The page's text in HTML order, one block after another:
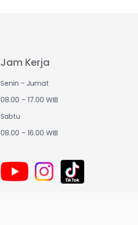
Jam Kerja
Senin - Jumat
08.00 – 17.00 WIB
Sabtu
08.00 – 16.00 WIB